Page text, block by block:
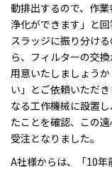
動排出するので、作
浄化ができます」と
スラッジに振り分け
ら、フィルターの交
用意いたしましょう
い」とご依頼いただ
なる工作機械に設置
たことを確認、この
受注となりました。
A社様からは、「10